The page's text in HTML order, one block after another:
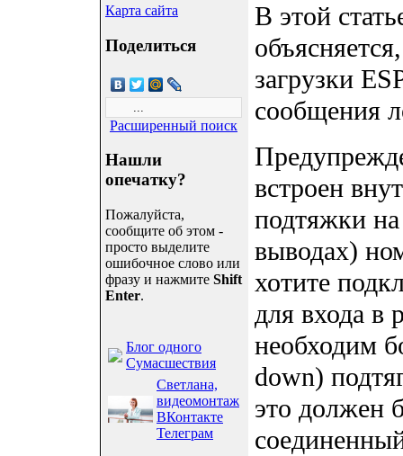
Карта сайта
Поделиться
Расширенный поиск
Нашли
опечатку?
Пожалуйста,
сообщите об этом -
просто выделите
ошибочное слово или
фразу и нажмите Shift
Enter.
Блог одного
Сумасшествия
Светлана,
видеомонтаж
ВКонтакте
Телеграм
В этой
загрузки
сообщения
встроен
подтяжки
выводах)
хотите
для входа в
необходим
down)
это должен